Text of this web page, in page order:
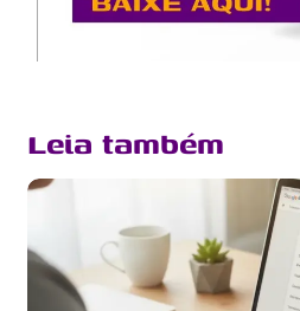
Leia também